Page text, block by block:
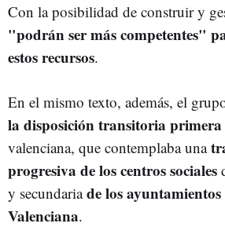
Con la posibilidad de construir y
"podrán ser más competentes"
estos recursos.
En el mismo texto, además, el
la disposición transitoria primera
valenciana, que contemplaba una
progresiva de los centros sociales
y secundariade los
Valenciana.